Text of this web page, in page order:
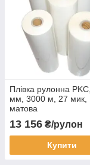
Плівка рулонна
мм, 3000 м, 27 мик,
матова
13 156 ₴/рулон
Купити